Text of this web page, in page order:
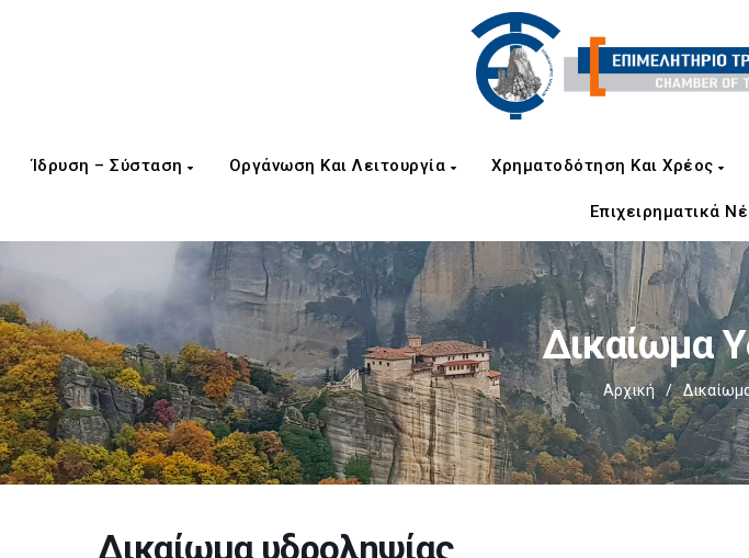
Ίδρυση – Σύσταση Οργάνωση Και Λειτουργία Χρηματοδότηση Και Χρέος
Επιχειρηματικά
Δικαίωμα
Αρχική /
Δικαίωμα υδροληψίας